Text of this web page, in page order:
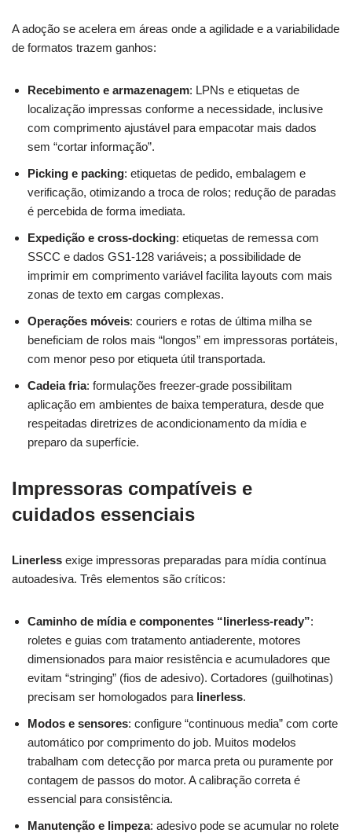
A adoção se acelera em áreas onde a agilidade e a variabilidade
de formatos trazem ganhos:
Recebimento e armazenagem: LPNs e etiquetas de
localização impressas conforme a necessidade, inclusive
com comprimento ajustável para empacotar mais dados
sem “cortar informação”.
Picking e packing: etiquetas de pedido, embalagem e
verificação, otimizando a troca de rolos; redução de paradas
é percebida de forma imediata.
Expedição e cross-docking: etiquetas de remessa com
SSCC e dados GS1-128 variáveis; a possibilidade de
imprimir em comprimento variável facilita layouts com mais
zonas de texto em cargas complexas.
Operações móveis: couriers e rotas de última milha se
beneficiam de rolos mais “longos” em impressoras portáteis,
com menor peso por etiqueta útil transportada.
Cadeia fria: formulações freezer‑grade possibilitam
aplicação em ambientes de baixa temperatura, desde que
respeitadas diretrizes de acondicionamento da mídia e
preparo da superfície.
Impressoras compatíveis e
cuidados essenciais
Linerless exige impressoras preparadas para mídia contínua
autoadesiva. Três elementos são críticos:
Caminho de mídia e componentes “linerless‑ready”:
roletes e guias com tratamento antiaderente, motores
dimensionados para maior resistência e acumuladores que
evitam “stringing” (fios de adesivo). Cortadores (guilhotinas)
precisam ser homologados para linerless.
Modos e sensores: configure “continuous media” com corte
automático por comprimento do job. Muitos modelos
trabalham com detecção por marca preta ou puramente por
contagem de passos do motor. A calibração correta é
essencial para consistência.
Manutenção e limpeza: adesivo pode se acumular no rolete